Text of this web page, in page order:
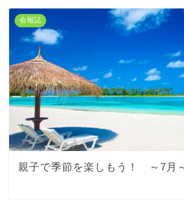
会報誌
親子で季節を楽しもう！ ～7月